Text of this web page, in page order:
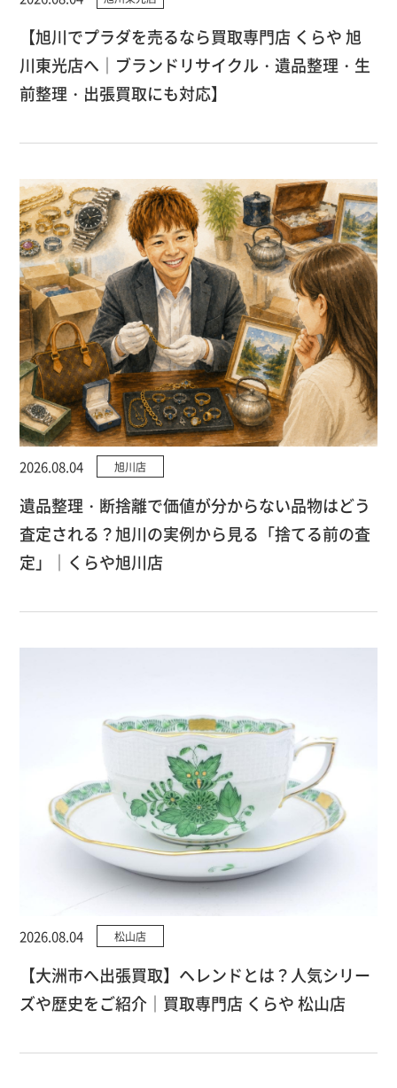
【旭川でプラダを売るなら買取専門店 くらや 旭
川東光店へ｜ブランドリサイクル・遺品整理・生
前整理・出張買取にも対応】
2026.08.04 旭川店
遺品整理・断捨離で価値が分からない品物はどう
査定される？旭川の実例から見る「捨てる前の査
定」｜くらや旭川店
2026.08.04 松山店
【大洲市へ出張買取】ヘレンドとは？人気シリー
ズや歴史をご紹介｜買取専門店 くらや 松山店